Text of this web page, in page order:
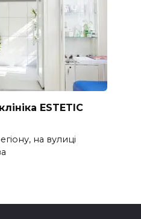
ESTETIC
на вулиці